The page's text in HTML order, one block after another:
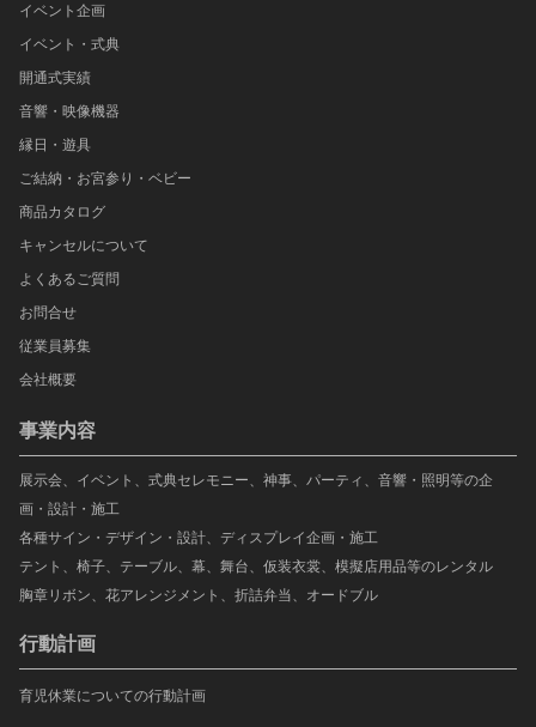
イベント企画
イベント・式典
開通式実績
音響・映像機器
縁日・遊具
ご結納・お宮参り・ベビー
商品カタログ
キャンセルについて
よくあるご質問
お問合せ
従業員募集
会社概要
事業内容
展示会、イベント、式典セレモニー、神事、パーティ、音響・照明等の企
画・設計・施工
各種サイン・デザイン・設計、ディスプレイ企画・施工
テント、椅子、テーブル、幕、舞台、仮装衣裳、模擬店用品等のレンタル
胸章リボン、花アレンジメント、折詰弁当、オードブル
行動計画
育児休業についての行動計画